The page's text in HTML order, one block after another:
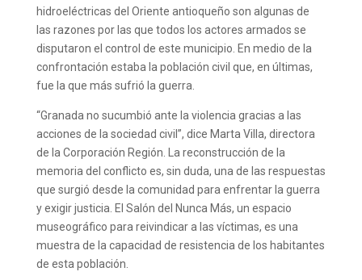
hidroeléctricas del Oriente antioqueño son algunas de
las razones por las que todos los actores armados se
disputaron el control de este municipio. En medio de la
confrontación estaba la población civil que, en últimas,
fue la que más sufrió la guerra.
“Granada no sucumbió ante la violencia gracias a las
acciones de la sociedad civil”, dice Marta Villa, directora
de la Corporación Región. La reconstrucción de la
memoria del conflicto es, sin duda, una de las respuestas
que surgió desde la comunidad para enfrentar la guerra
y exigir justicia. El Salón del Nunca Más, un espacio
museográfico para reivindicar a las víctimas, es una
muestra de la capacidad de resistencia de los habitantes
de esta población.